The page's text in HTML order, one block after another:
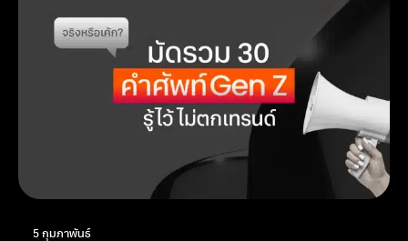
5 กุมภาพันธ์